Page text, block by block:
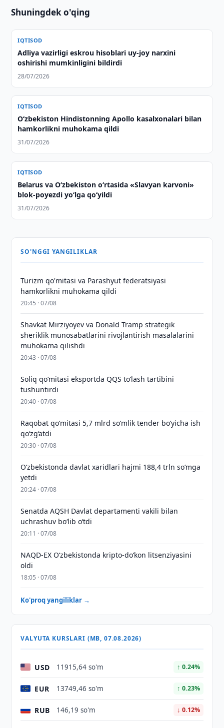
Shuningdek o'qing
IQTISOD
Adliya vazirligi eskrou hisoblari uy-joy narxini
oshirishi mumkinligini bildirdi
28/07/2026
IQTISOD
Oʻzbekiston Hindistonning Apollo kasalxonalari bilan
hamkorlikni muhokama qildi
31/07/2026
IQTISOD
Belarus va O‘zbekiston o‘rtasida «Slavyan karvoni»
blok-poyezdi yo‘lga qo‘yildi
31/07/2026
SO'NGGI YANGILIKLAR
Turizm qo'mitasi va Parashyut federatsiyasi
hamkorlikni muhokama qildi
20:45 · 07/08
Shavkat Mirziyoyev va Donald Tramp strategik
sheriklik munosabatlarini rivojlantirish masalalarini
muhokama qilishdi
20:43 · 07/08
Soliq qo‘mitasi eksportda QQS to‘lash tartibini
tushuntirdi
20:40 · 07/08
Raqobat qo‘mitasi 5,7 mlrd so‘mlik tender bo‘yicha ish
qo‘zg‘atdi
20:30 · 07/08
O‘zbekistonda davlat xaridlari hajmi 188,4 trln so‘mga
yetdi
20:24 · 07/08
Senatda AQSH Davlat departamenti vakili bilan
uchrashuv boʻlib oʻtdi
20:11 · 07/08
NAQD-EX O‘zbekistonda kripto-do‘kon litsenziyasini
oldi
18:05 · 07/08
Ko'proq yangiliklar →
VALYUTA KURSLARI (MB, 07.08.2026)
USD 11915,64 so'm ↑ 0.24%
EUR 13749,46 so'm ↑ 0.23%
RUB 146,19 so'm ↓ 0.12%